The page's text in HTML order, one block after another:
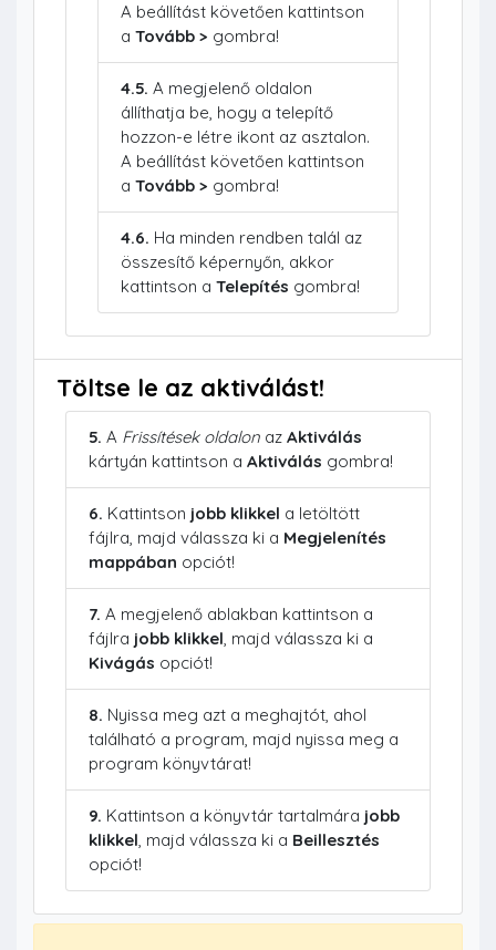
A beállítást követően kattintson
a Tovább > gombra!
4.5. A megjelenő oldalon
állíthatja be, hogy a telepítő
hozzon-e létre ikont az asztalon.
A beállítást követően kattintson
a Tovább > gombra!
4.6. Ha minden rendben talál az
összesítő képernyőn, akkor
kattintson a Telepítés gombra!
Töltse le az aktiválást!
5. A Frissítések oldalon az Aktiválás
kártyán kattintson a Aktiválás gombra!
6. Kattintson jobb klikkel a letöltött
fájlra, majd válassza ki a Megjelenítés
mappában opciót!
7. A megjelenő ablakban kattintson a
fájlra jobb klikkel, majd válassza ki a
Kivágás opciót!
8. Nyissa meg azt a meghajtót, ahol
található a program, majd nyissa meg a
program könyvtárat!
9. Kattintson a könyvtár tartalmára jobb
klikkel, majd válassza ki a Beillesztés
opciót!